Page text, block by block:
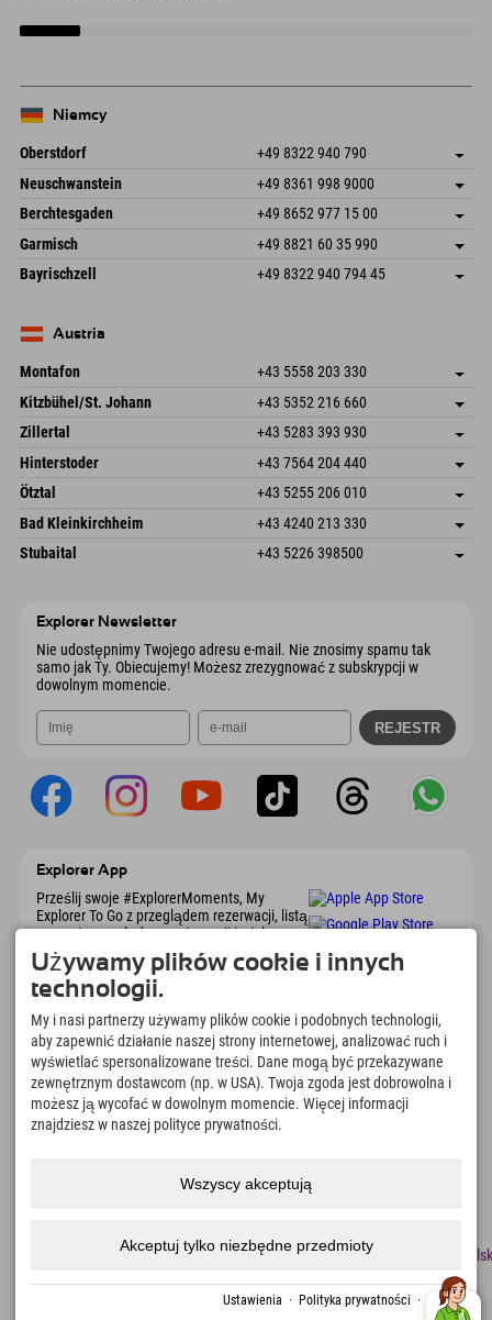
Flight School* możesz zarezerwować
Niemcy
Oberstdorf +49 8322 940 790
An der Breitach 3
87538 Fischen I. Allgäu
Niemcy
Zapisz adres
Informacje o przyjeździe
Książka
Neuschwanstein +49 8361 998 9000
An der Riese 45
87484 Nesselwang im Allgäu
Niemcy
Zapisz adres
Książka
Berchtesgaden +49 8652 977 15 00
Hofreitstr. 7
83471 Schönau am Königssee
Niemcy
Zapisz adres
Informacje o przyjeździe
Książka
Garmisch +49 8821 60 35 990
Frickenstraße 22
82490 Farchant
Zapisz adres
Bayrischzell +49 8322 940 794 45
NiemcyAustria
Montafon +43 5558 203 330
Dorfstr. 127b
6793 Gaschurn/Montafon
Austria
Zapisz adres
Informacje o przyjeździe
Książka
Kitzbühel/St. Johann +43 5352 216 660
Speckbacherstraße 87
Austria
Zapisz adres
Książka
Zillertal +43 5283 393 930
Schmiedau 2
6272 Kaltenbach im Zillertal
Austria
Zapisz adres
Informacje o przyjeździe
Książka
Hinterstoder +43 7564 204 440
Freizeitpark 10
Austria
Zapisz adres
Książka
Ötztal +43 5255 206 010
Gscheat 14
6441 Umhausen
Austria
Zapisz adres
Informacje o przyjeździe
Książka
Bad Kleinkirchheim +43 4240 213 330
Dorfstraße 24
Zapisz adres
Stubaital +43 5226 398500
Explorer Newsletter
Nie udostępnimy Twojego adresu e-mail. Nie znosimy spamu tak
samo jak Ty. Obiecujemy! Możesz zrezygnować z subskrypcji w
dowolnym momencie.
Explorer App
Prześlij swoje #ExplorerMoments, My
Explorer To Go z przeglądem rezerwacji, listą
marzeń, przeglądem restauracji i wieloma
innymi. Pobierz teraz!
Czas na chwile odkrywcy
166
Jeziora górskie i baseny
rekreacyjne
4.634km
Stoki do jazdy na nartach i
snowboardzie
8.991km
Szlaki do pieszych
97%
Dostępność naciskać Certyfikaty
rozwoju
Używamy plików cookie i innych
technologii.
My i nasi partnerzy używamy plików cookie i podobnych technologii,
aby zapewnić działanie naszej strony internetowej, analizować ruch i
wyświetlać spersonalizowane treści. Dane mogą być przekazywane
zewnętrznym dostawcom (np. w USA). Twoja zgoda jest dobrowolna i
możesz ją wycofać w dowolnym momencie. Więcej informacji
znajdziesz w naszej polityce prywatności.
Wszyscy akceptują
Akceptuj tylko niezbędne przedmioty
Ustawienia · Polityka prywatności · odcisk